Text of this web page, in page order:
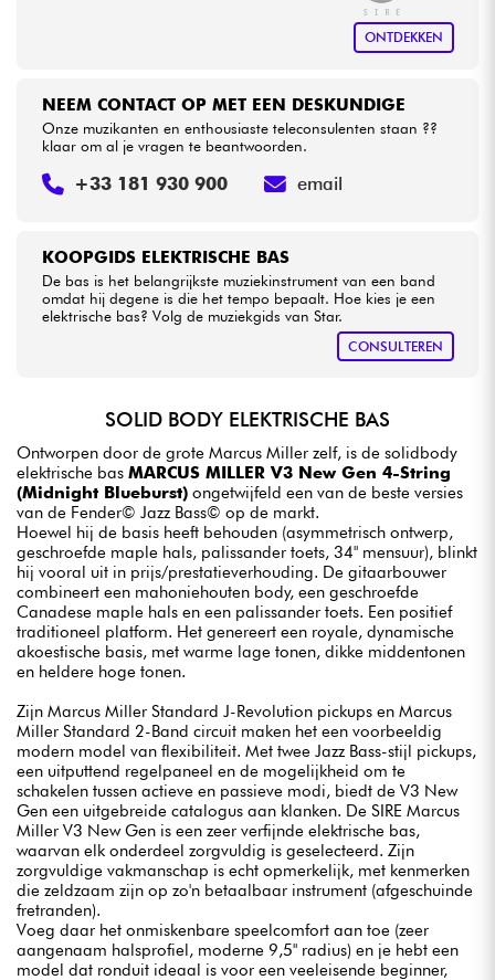
ONTDEKKEN
KOOPGIDS ELEKTRISCHE BAS
De bas is het belangrijkste muziekinstrument van een band
omdat hij degene is die het tempo bepaalt. Hoe kies je een
elektrische bas? Volg de muziekgids van Star.
CONSULTEREN
NEEM CONTACT OP MET EEN DESKUNDIGE
Onze muzikanten en enthousiaste teleconsulenten staan ??
klaar om al je vragen te beantwoorden.
+33 181 930 900 email
SOLID BODY ELEKTRISCHE BAS
Ontworpen door de grote Marcus Miller zelf, is de solidbody
elektrische bas MARCUS MILLER V3 New Gen 4-String
(Midnight Blueburst) ongetwijfeld een van de beste versies
van de Fender© Jazz Bass© op de markt.
Hoewel hij de basis heeft behouden (asymmetrisch ontwerp,
geschroefde maple hals, palissander toets, 34" mensuur), blinkt
hij vooral uit in prijs/prestatieverhouding. De gitaarbouwer
combineert een mahoniehouten body, een geschroefde
Canadese maple hals en een palissander toets. Een positief
traditioneel platform. Het genereert een royale, dynamische
akoestische basis, met warme lage tonen, dikke middentonen
en heldere hoge tonen.
Zijn Marcus Miller Standard J-Revolution pickups en Marcus
Miller Standard 2-Band circuit maken het een voorbeeldig
modern model van flexibiliteit. Met twee Jazz Bass-stijl pickups,
een uitputtend regelpaneel en de mogelijkheid om te
schakelen tussen actieve en passieve modi, biedt de V3 New
Gen een uitgebreide catalogus aan klanken. De SIRE Marcus
Miller V3 New Gen is een zeer verfijnde elektrische bas,
waarvan elk onderdeel zorgvuldig is geselecteerd. Zijn
zorgvuldige vakmanschap is echt opmerkelijk, met kenmerken
die zeldzaam zijn op zo'n betaalbaar instrument (afgeschuinde
fretranden).
Voeg daar het onmiskenbare speelcomfort aan toe (zeer
aangenaam halsprofiel, moderne 9,5" radius) en je hebt een
model dat ronduit ideaal is voor een veeleisende beginner,